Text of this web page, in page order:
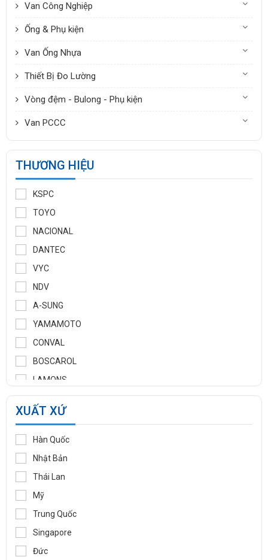
Van Công Nghiệp
Ống & Phụ kiện
Van Ống Nhựa
Thiết Bị Đo Lường
Vòng đệm - Bulong - Phụ kiện
Van PCCC
THƯƠNG HIỆU
KSPC
TOYO
NACIONAL
DANTEC
VYC
NDV
A-SUNG
YAMAMOTO
CONVAL
BOSCAROL
LAMONS
MANNTEK
KLINGER
WOOJU GASPACK
DIDTEK
RITAG
GASSO
SAMYANG
TOZEN
PEKOS
XUẤT XỨ
Hàn Quốc
Nhật Bản
Thái Lan
Mỹ
Trung Quốc
Singapore
Đức